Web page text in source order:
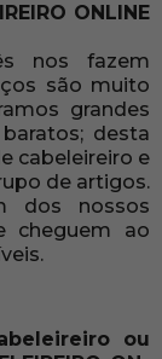
ONLINE
nos fazem
são muito
grandes
desta
cabeleireiro e
de artigos.
dos nossos
cheguem ao
ou